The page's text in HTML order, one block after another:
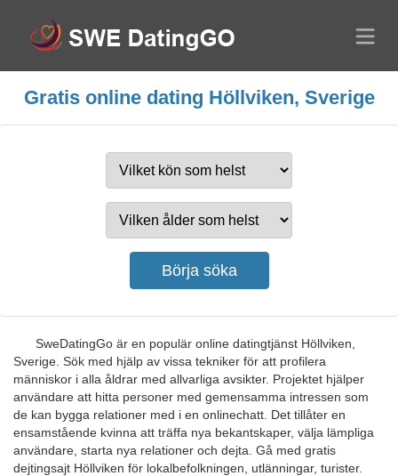
Gratis online dating Höllviken, Sverige
SweDatingGo är en populär online datingtjänst Höllviken,
Sverige. Sök med hjälp av vissa tekniker för att profilera
människor i alla åldrar med allvarliga avsikter. Projektet hjälper
användare att hitta personer med gemensamma intressen som
de kan bygga relationer med i en onlinechatt. Det tillåter en
ensamstående kvinna att träffa nya bekantskaper, välja lämpliga
användare, starta nya relationer och dejta. Gå med gratis
dejtingsajt Höllviken för lokalbefolkningen, utlänningar, turister.